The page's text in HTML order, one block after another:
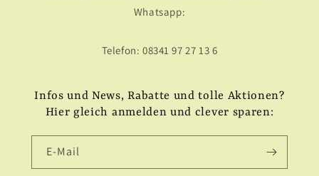
Whatsapp:
Telefon: 08341 97 27 13 6
Infos und News, Rabatte und tolle Aktionen?
Hier gleich anmelden und clever sparen:
E-Mail